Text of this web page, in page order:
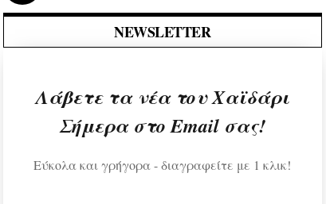
NEWSLETTER
Λάβετε τα νέα του Χαϊδάρι
Σήμερα στο Email σας!
Εύκολα και γρήγορα - διαγραφείτε με 1 κλικ!